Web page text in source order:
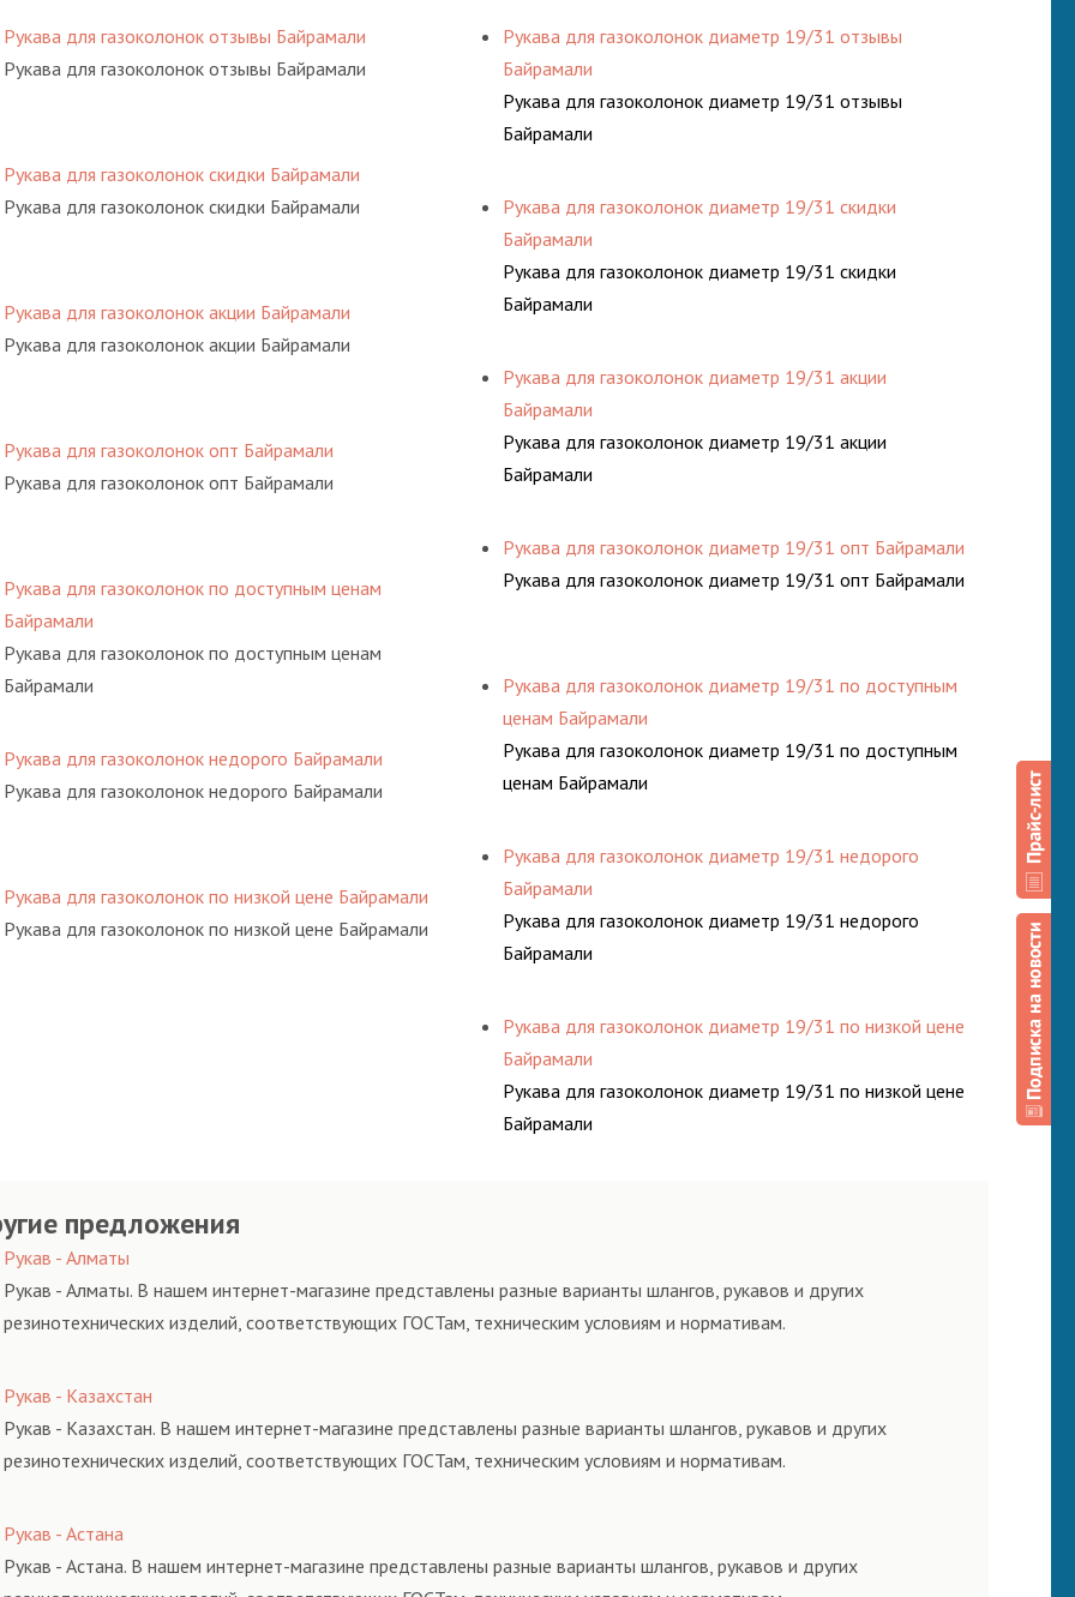
Рукава для газоколонок отзывы Байрамали
Рукава для газоколонок отзывы Байрамали
Рукава для газоколонок скидки Байрамали
Рукава для газоколонок скидки Байрамали
Рукава для газоколонок акции Байрамали
Рукава для газоколонок акции Байрамали
Рукава для газоколонок опт Байрамали
Рукава для газоколонок опт Байрамали
Рукава для газоколонок по доступным ценам
Байрамали
Рукава для газоколонок по доступным ценам
Байрамали
Рукава для газоколонок недорого Байрамали
Рукава для газоколонок недорого Байрамали
Рукава для газоколонок по низкой цене Байрамали
Рукава для газоколонок по низкой цене Байрамали
Рукава для газоколонок диаметр 19/31 отзывы
Байрамали
Рукава для газоколонок диаметр 19/31 отзывы
Байрамали
Рукава для газоколонок диаметр 19/31 скидки
Байрамали
Рукава для газоколонок диаметр 19/31 скидки
Байрамали
Рукава для газоколонок диаметр 19/31 акции
Байрамали
Рукава для газоколонок диаметр 19/31 акции
Байрамали
Рукава для газоколонок диаметр 19/31 опт Байрамали
Рукава для газоколонок диаметр 19/31 опт Байрамали
Рукава для газоколонок диаметр 19/31 по доступным
ценам Байрамали
Рукава для газоколонок диаметр 19/31 по доступным
ценам Байрамали
Рукава для газоколонок диаметр 19/31 недорого
Байрамали
Рукава для газоколонок диаметр 19/31 недорого
Байрамали
Рукава для газоколонок диаметр 19/31 по низкой цене
Байрамали
Рукава для газоколонок диаметр 19/31 по низкой цене
Байрамали
предложения
Рукав - Алматы
Рукав - Алматы. В нашем интернет-магазине представлены разные варианты шлангов, рукавов и других
резинотехнических изделий, соответствующих ГОСТам, техническим условиям и нормативам.
Рукав - Казахстан
Рукав - Казахстан. В нашем интернет-магазине представлены разные варианты шлангов, рукавов и других
резинотехнических изделий, соответствующих ГОСТам, техническим условиям и нормативам.
Рукав - Астана
Рукав - Астана. В нашем интернет-магазине представлены разные варианты шлангов, рукавов и других